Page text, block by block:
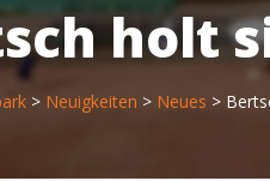
holt
> Neuigkeiten > Neues >